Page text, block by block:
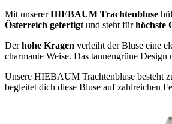
Mit unsererHIEBAUM Trachtenbluse
Österreich gefertigtund steht fürhöchste
Derhohe Kragen verleiht der Bluse eine
charmante Weise. Das tannengrüne
Unsere HIEBAUM Trachtenbluse besteht
begleitet dich diese Bluse auf zahlreichen